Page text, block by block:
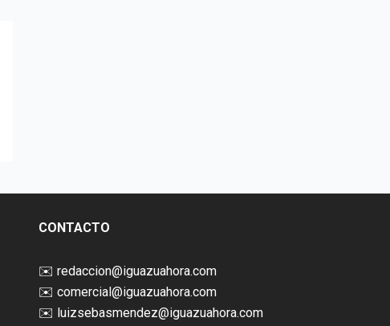
CONTACTO
✉️ redaccion@iguazuahora.com
✉️ comercial@iguazuahora.com
✉️ luizsebasmendez@iguazuahora.com